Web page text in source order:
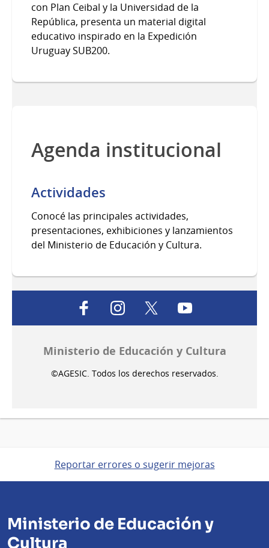
con Plan Ceibal y la Universidad de la
República, presenta un material digital
educativo inspirado en la Expedición
Uruguay SUB200.
Agenda institucional
Actividades
Conocé las principales actividades,
presentaciones, exhibiciones y lanzamientos
del Ministerio de Educación y Cultura.
facebook instagramtwitter
Ministerio de Educación y Cultura
©AGESIC. Todos los derechos reservados.
Reportar errores o sugerir mejoras
Ministerio de Educación y
Cultura